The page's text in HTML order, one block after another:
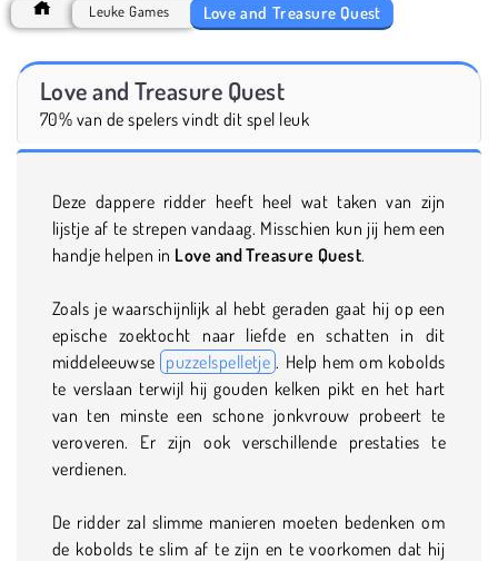
Leuke Games Love and Treasure Quest
Love and Treasure Quest
70% van de spelers vindt dit spel leuk
Deze dappere ridder heeft heel wat taken van zijn
lijstje af te strepen vandaag. Misschien kun jij hem een
handje helpen in Love and Treasure Quest.
Zoals je waarschijnlijk al hebt geraden gaat hij op een
epische zoektocht naar liefde en schatten in dit
middeleeuwse puzzelspelletje . Help hem om kobolds
te verslaan terwijl hij gouden kelken pikt en het hart
van ten minste een schone jonkvrouw probeert te
veroveren. Er zijn ook verschillende prestaties te
verdienen.
De ridder zal slimme manieren moeten bedenken om
de kobolds te slim af te zijn en te voorkomen dat hij